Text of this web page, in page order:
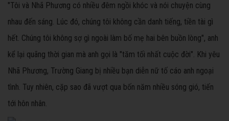
"Tôi và Nhã Phương có nhiều đêm ngồi khóc và nói chuyện cùng
nhau đến sáng. Lúc đó, chúng tôi không cần danh tiếng, tiền tài gì
hết. Chúng tôi không sợ gì ngoài làm bố mẹ hai bên buồn lòng", anh
kể lại quãng thời gian mà anh gọi là "tăm tối nhất cuộc đời". Khi yêu
Nhã Phương, Trường Giang bị nhiều bạn diễn nữ tố cáo anh ngoại
tình. Tuy nhiên, cặp sao đã vượt qua bốn năm nhiều sóng gió, tiến
tới hôn nhân.